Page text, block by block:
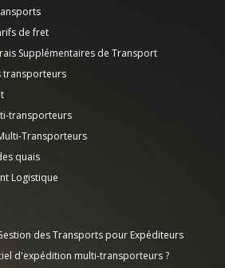
de fret
Supplémentaires de Transport
transporteurs
transporteurs
Transporteurs
quais
Logistique
des Transports pour Expéditeurs
d'expédition multi-transporteurs ?